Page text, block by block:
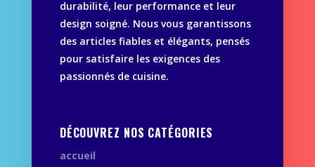
durabilité, leur performance et leur
design soigné. Nous vous garantissons
des articles fiables et élégants, pensés
pour satisfaire les exigences des
passionnés de cuisine.
DÉCOUVREZ NOS CATÉGORIES
accueil